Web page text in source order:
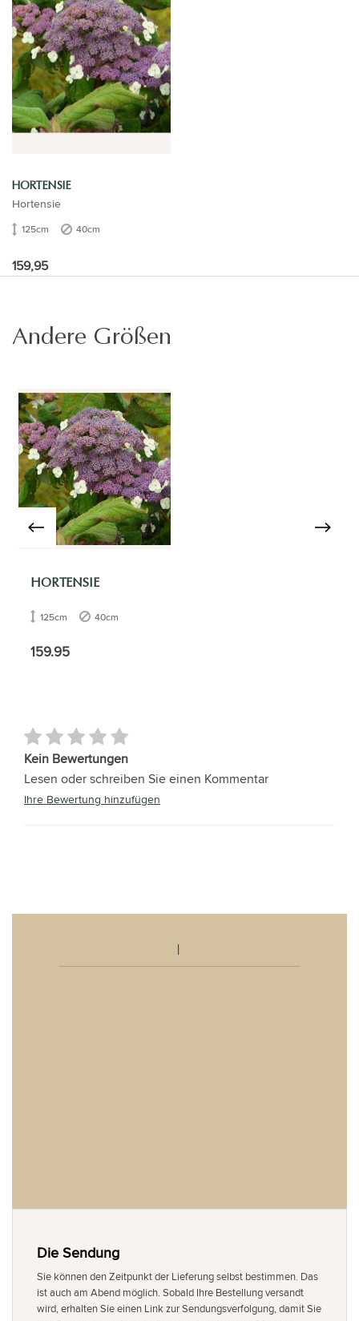
HORTENSIE
Hortensie
125cm 40cm
159,95
Andere Größen
HORTENSIE
125cm 40cm
159.95
Kein Bewertungen
Lesen oder schreiben Sie einen Kommentar
Ihre Bewertung hinzufügen
Die Sendung
Sie können den Zeitpunkt der Lieferung selbst bestimmen. Das
ist auch am Abend möglich. Sobald Ihre Bestellung versandt
wird, erhalten Sie einen Link zur Sendungsverfolgung, damit Sie